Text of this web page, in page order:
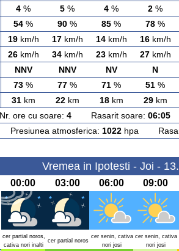
4 % 5 % 4 % 2 %
54 % 90 % 85 % 78 %
19km/h 17km/h 14km/h 16km/h
26km/h 34km/h 23km/h 27km/h
NNV NNV NV N
73 % 77 % 71 % 51 %
31km 22km 18km 29km
Nr. ore cu soare: 4Rasarit soare: 06:05
atmosferica: 1022hpa
Vremea in Ipotesti - Joi -
00:00 03:00 06:00 09:00
cer partial noros,
cativa nori inalti
cer partial noros
cer senin, cativa
nori josi
cer senin, cativa
nori josi